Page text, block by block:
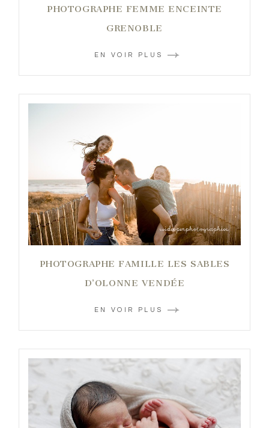
PHOTOGRAPHE FEMME ENCEINTE
GRENOBLE
EN VOIR PLUS
PHOTOGRAPHE FAMILLE LES SABLES
D’OLONNE VENDÉE
EN VOIR PLUS